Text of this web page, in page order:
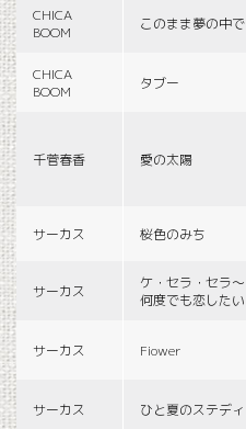
CHICA
BOOM
このまま夢の中で
CHICA
BOOM
タブー
千菅春香 愛の太陽
サーカス 桜色のみち
サーカス
ケ・セラ・セラ〜
何度でも恋したい
サーカス Fiower
サーカス ひと夏のステディ